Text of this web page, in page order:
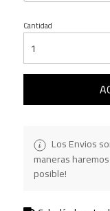
Cantidad
Los Envios
maneras
posible!